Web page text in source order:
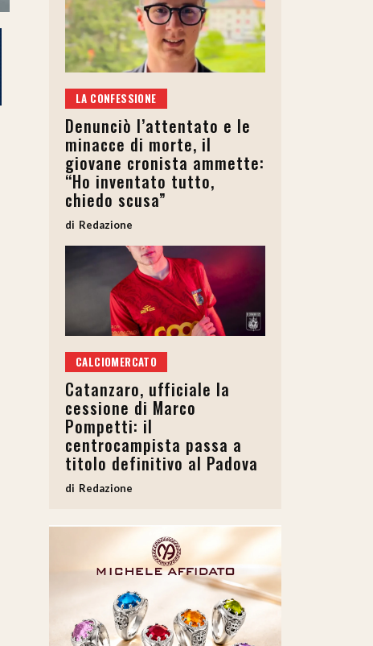
LA CONFESSIONE
Denunciò l’attentato e le
minacce di morte, il
giovane cronista ammette:
“Ho inventato tutto,
chiedo scusa”
Redazione
CALCIOMERCATO
Catanzaro, ufficiale la
cessione di Marco
Pompetti: il
centrocampista passa a
titolo definitivo al Padova
Redazione